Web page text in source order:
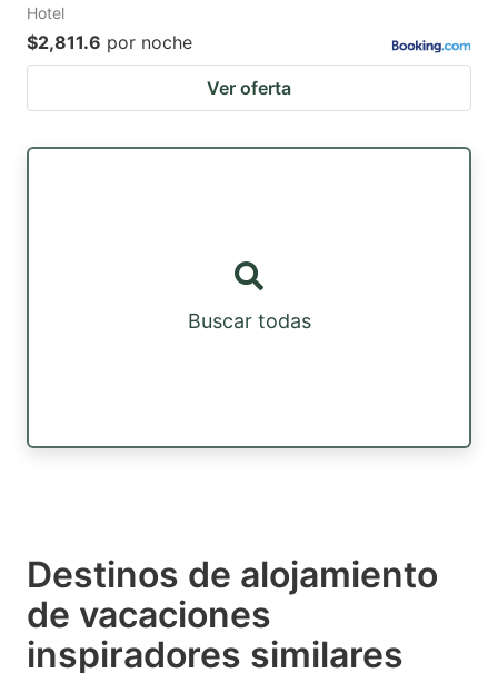
Hotel
$2,811.6 por noche
Ver oferta
Buscar todas
Destinos de alojamiento
de vacaciones
inspiradores similares